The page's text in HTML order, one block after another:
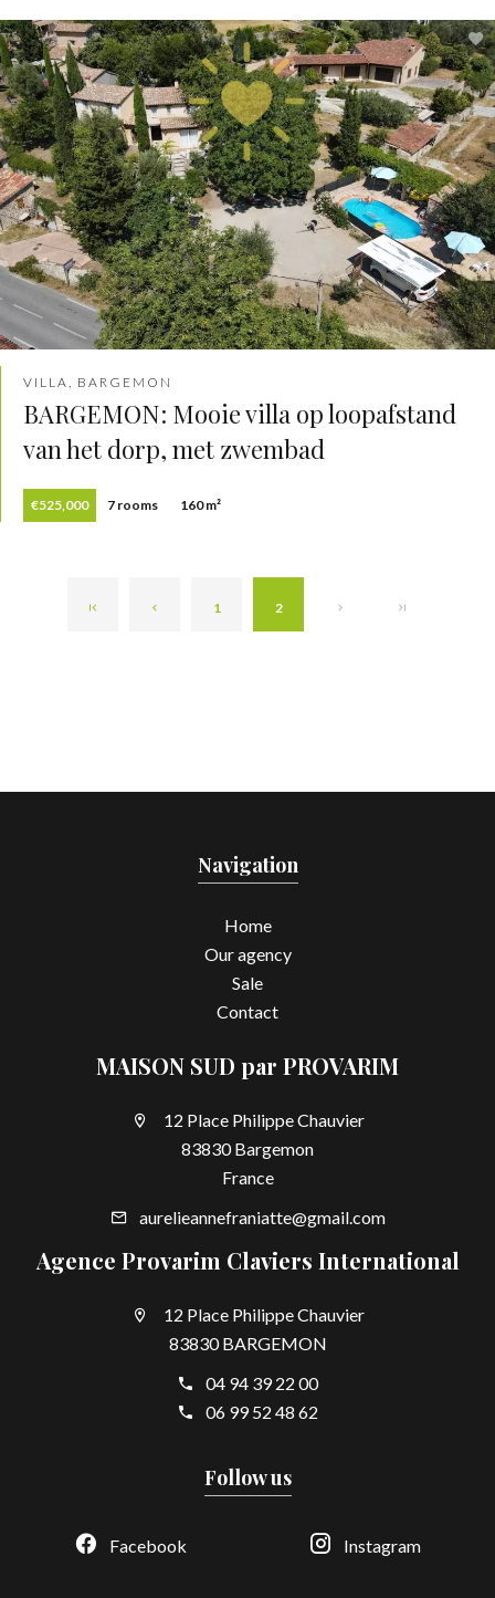
VILLA, BARGEMON
BARGEMON: Mooie villa op loopafstand
van het dorp, met zwembad
€525,000 7 rooms 160 m²
1 2
Navigation
Home
Our agency
Sale
Contact
MAISON SUD par PROVARIM
12 Place Philippe Chauvier
83830 Bargemon
France
aurelieannefraniatte@gmail.com
Agence Provarim Claviers International
12 Place Philippe Chauvier
83830 BARGEMON
04 94 39 22 00
06 99 52 48 62
Follow us
Facebook Instagram